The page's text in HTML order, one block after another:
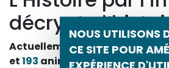
NOUS UTILISONS
CE SITE POUR
EXPÉRIENCE
décrypte
Actuellement en ligne3153
et193 animations.